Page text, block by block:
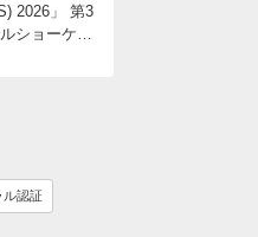
2026」 第3
ショーケー
ル認証